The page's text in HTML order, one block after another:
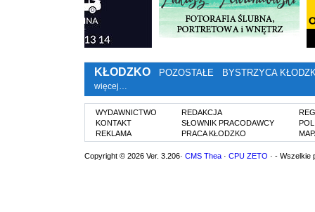
KŁODZKO POZOSTAŁE BYSTRZYCA
więcej…
WYDAWNICTWO
KONTAKT
REKLAMA
REDAKCJA
SŁOWNIK PRACODAWCY
PRACA KŁODZKO
Copyright © 2026 Ver. 3.206· CMS Thea · CPU ZETO · - Wszelkie